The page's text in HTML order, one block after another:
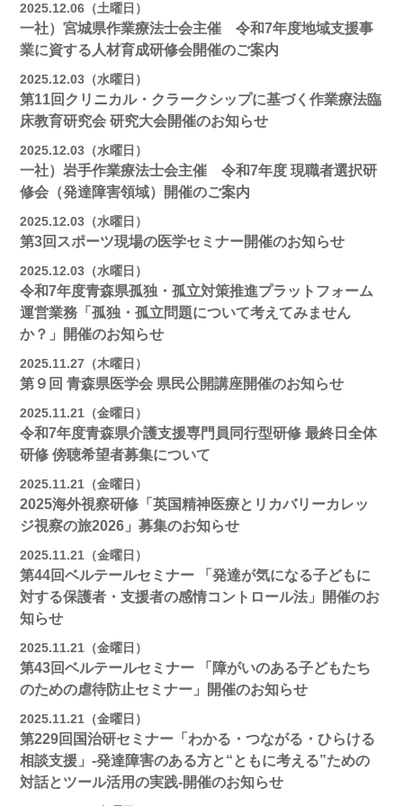
2025.12.06（土曜日）
一社）宮城県作業療法士会主催 令和7年度地域支援事
業に資する人材育成研修会開催のご案内
2025.12.03（水曜日）
第11回クリニカル・クラークシップに基づく作業療法臨
床教育研究会 研究大会開催のお知らせ
2025.12.03（水曜日）
一社）岩手作業療法士会主催 令和7年度 現職者選択研
修会（発達障害領域）開催のご案内
2025.12.03（水曜日）
第3回スポーツ現場の医学セミナー開催のお知らせ
2025.12.03（水曜日）
令和7年度青森県孤独・孤立対策推進プラットフォーム
運営業務「孤独・孤立問題について考えてみません
か？」開催のお知らせ
2025.11.27（木曜日）
第９回 青森県医学会 県民公開講座開催のお知らせ
2025.11.21（金曜日）
令和7年度青森県介護支援専門員同行型研修 最終日全体
研修 傍聴希望者募集について
2025.11.21（金曜日）
2025海外視察研修「英国精神医療とリカバリーカレッ
ジ視察の旅2026」募集のお知らせ
2025.11.21（金曜日）
第44回ベルテールセミナー 「発達が気になる子どもに
対する保護者・支援者の感情コントロール法」開催のお
知らせ
2025.11.21（金曜日）
第43回ベルテールセミナー 「障がいのある子どもたち
のための虐待防止セミナー」開催のお知らせ
2025.11.21（金曜日）
第229回国治研セミナー「わかる・つながる・ひらける
相談支援」-発達障害のある方と“ともに考える”ための
対話とツール活用の実践-開催のお知らせ